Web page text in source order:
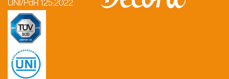
UNI/PdR 125:2022